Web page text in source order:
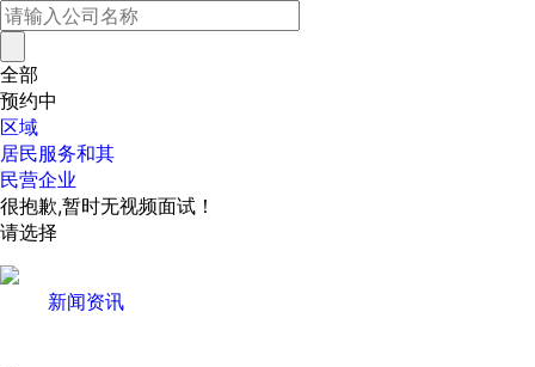
全部
预约中
区域
居民服务和其
民营企业
很抱歉,暂时无视频面试！
请选择
新闻资讯